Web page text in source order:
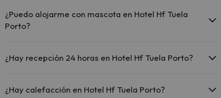
comunes.
El Hotel Hf Tuela Porto ofrece Wi-Fi de pago.
¿Puedo alojarme con mascota en Hotel Hf Tuela
Porto?
¿Hay recepción 24 horas en Hotel Hf Tuela Porto?
¿Hay calefacción en Hotel Hf Tuela Porto?